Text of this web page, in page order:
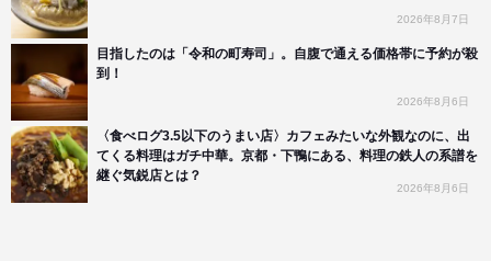
2026年8月7日
目指したのは「令和の町寿司」。自腹で通える価格帯に予約が殺
到！
2026年8月6日
〈食べログ3.5以下のうまい店〉カフェみたいな外観なのに、出
てくる料理はガチ中華。京都・下鴨にある、料理の鉄人の系譜を
継ぐ気鋭店とは？
2026年8月6日